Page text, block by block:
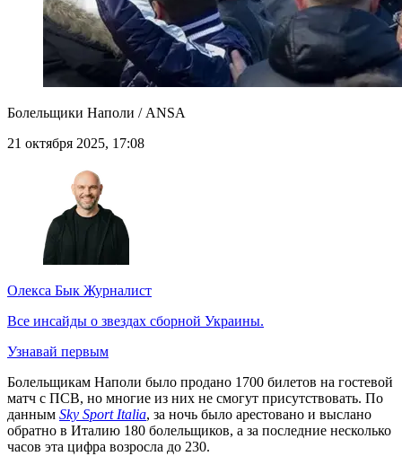
Болельщики Наполи / ANSA
21 октября 2025, 17:08
Олекса Бык Журналист
Все инсайды о звездах сборной Украины.
Узнавай первым
Болельщикам Наполи было продано 1700 билетов на гостевой
матч с ПСВ, но многие из них не смогут присутствовать. По
данным Sky Sport Italia, за ночь было арестовано и выслано
обратно в Италию 180 болельщиков, а за последние несколько
часов эта цифра возросла до 230.